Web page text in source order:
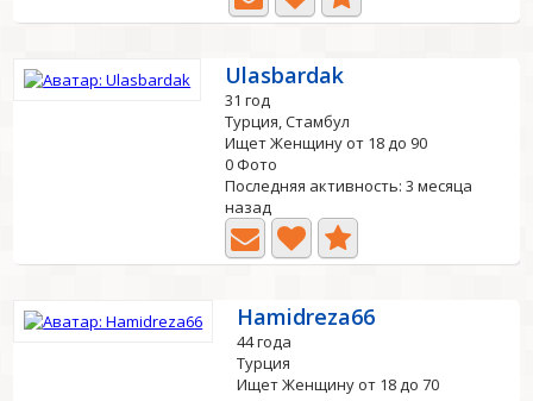
Ulasbardak
31 год
Турция, Стамбул
Ищет Женщину от 18 до 90
0 Фото
Последняя активность: 3 месяца
назад
Hamidreza66
44 года
Турция
Ищет Женщину от 18 до 70